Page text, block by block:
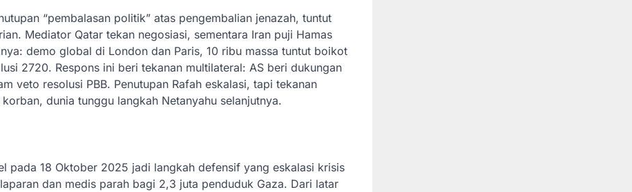
“pembalasan politik” atas pengembalian jenazah, tuntut
Mediator Qatar tekan negosiasi, sementara Iran puji Hamas
demo global di London dan Paris, 10 ribu massa tuntut boikot
2720. Respons ini beri tekanan multilateral: AS beri dukungan
veto resolusi PBB. Penutupan Rafah eskalasi, tapi tekanan
dunia tunggu langkah Netanyahu selanjutnya.
pada 18 Oktober 2025 jadi langkah defensif yang eskalasi krisis
dan medis parah bagi 2,3 juta penduduk Gaza. Dari latar